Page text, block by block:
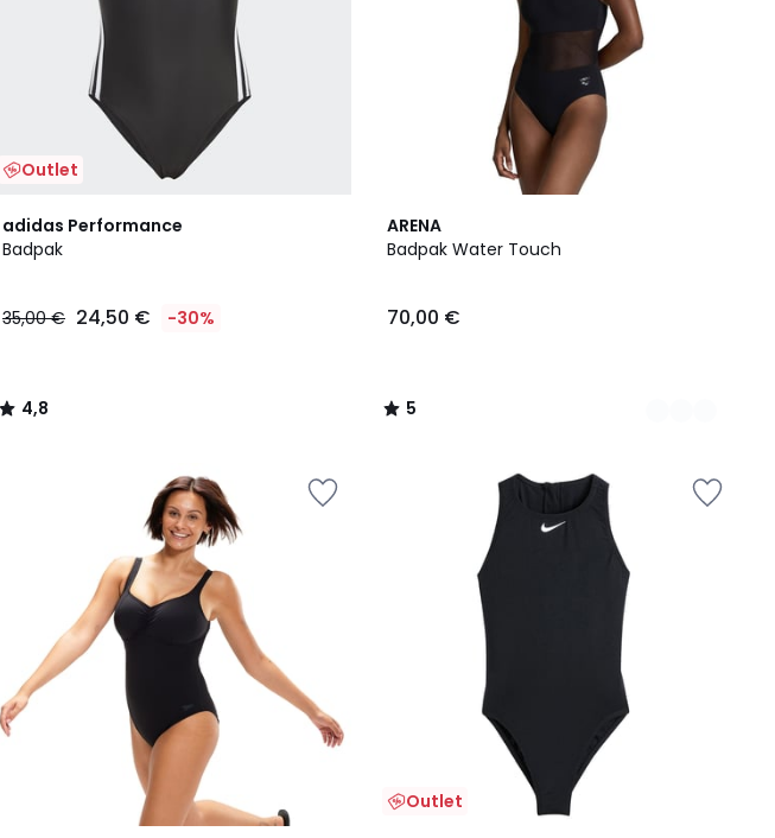
Outlet
adidas Performance
Badpak
35,00 € 24,50 € -30%
4,8
/ 5
4,8
/
ARENA
Badpak Water Touch
70,00 €
5
/
2
Kleuren
5
/
Outlet